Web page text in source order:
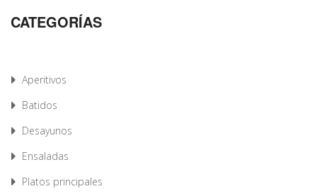
CATEGORÍAS
Aperitivos
Batidos
Desayunos
Ensaladas
Platos principales